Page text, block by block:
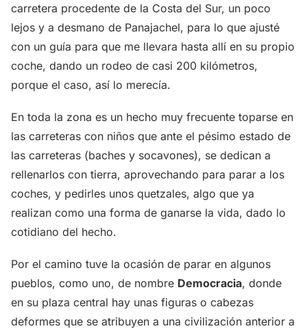
carretera procedente de la Costa del Sur, un poco
lejos y a desmano de Panajachel, para lo que ajusté
con un guía para que me llevara hasta allí en su propio
coche, dando un rodeo de casi 200 kilómetros,
porque el caso, así lo merecía.
En toda la zona es un hecho muy frecuente toparse en
las carreteras con niños que ante el pésimo estado de
las carreteras (baches y socavones), se dedican a
rellenarlos con tierra, aprovechando para parar a los
coches, y pedirles unos quetzales, algo que ya
realizan como una forma de ganarse la vida, dado lo
cotidiano del hecho.
Por el camino tuve la ocasión de parar en algunos
pueblos, como uno, de nombre Democracia, donde
en su plaza central hay unas figuras o cabezas
deformes que se atribuyen a una civilización anterior a